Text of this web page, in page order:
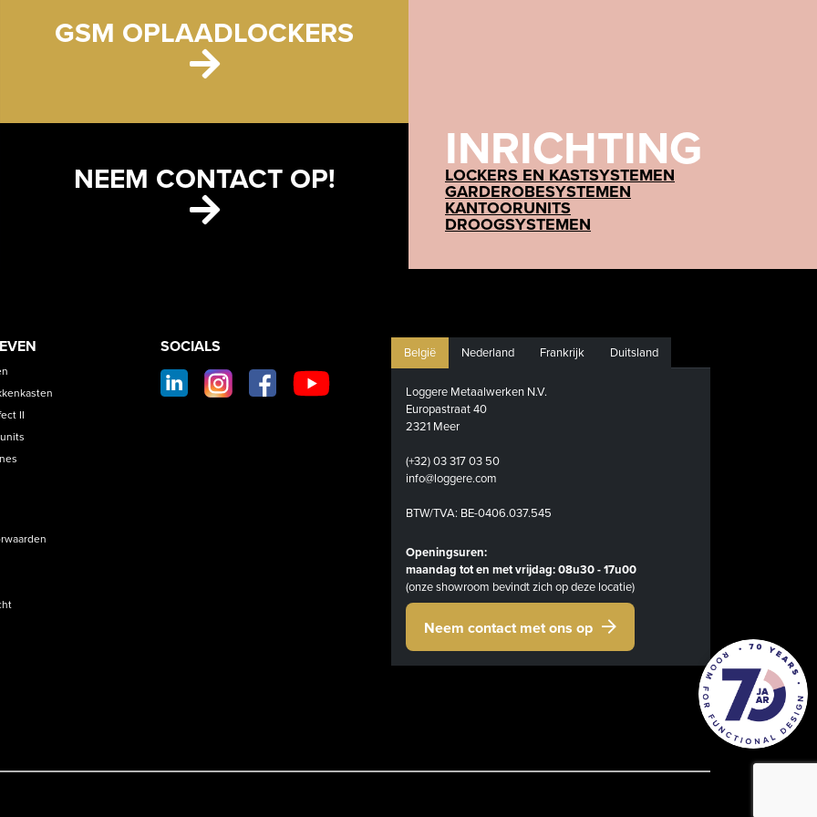
GSM OPLAADLOCKERS
NEEM CONTACT OP! INRICHTING
LOCKERS EN KASTSYSTEMEN
GARDEROBESYSTEMEN
KANTOORUNITS
DROOGSYSTEMEN
II
CONTACT
SOCIAL
FOOTER
SOCIALS België Nederland Frankrijk Duitsland
Loggere Metaalwerken N.V.
Europastraat 40
2321 Meer
(+32) 03 317 03 50
info@loggere.com
BTW/TVA: BE-0406.037.545
Openingsuren:
maandag tot en met vrijdag: 08u30 - 17u00
(onze showroom bevindt zich op deze locatie)
Neem contact met ons op